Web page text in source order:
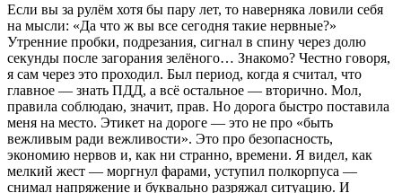
Если вы за рулём хотя бы пару лет, то наверняка ловили себя
на мысли: «Да что ж вы все сегодня такие нервные?»
Утренние пробки, подрезания, сигнал в спину через долю
секунды после загорания зелёного… Знакомо? Честно говоря,
я сам через это проходил. Был период, когда я считал, что
главное — знать ПДД, а всё остальное — вторично. Мол,
правила соблюдаю, значит, прав. Но дорога быстро поставила
меня на место. Этикет на дороге — это не про «быть
вежливым ради вежливости». Это про безопасность,
экономию нервов и, как ни странно, времени. Я видел, как
мелкий жест — моргнул фарами, уступил полкорпуса —
снимал напряжение и буквально разряжал ситуацию. И